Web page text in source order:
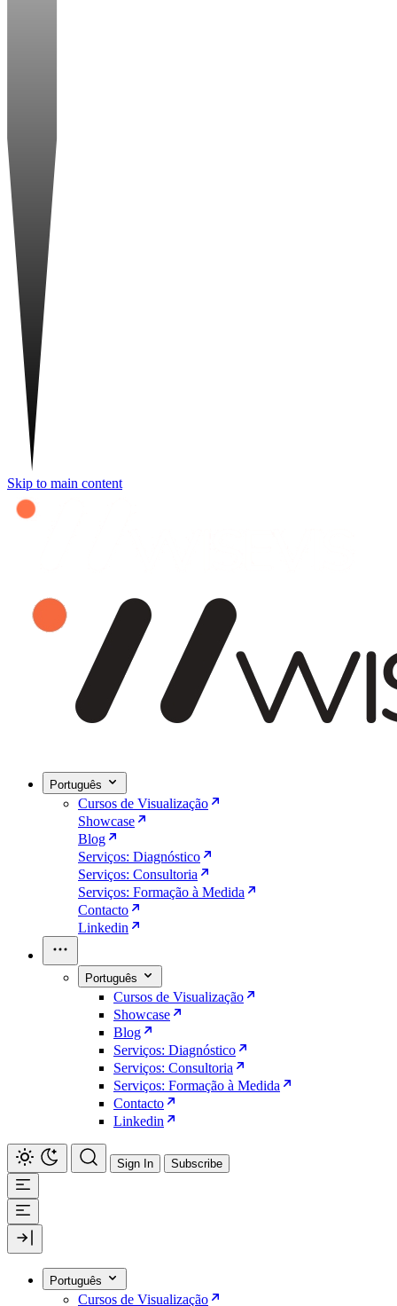
Skip to main content
Português
Cursos de Visualização
Showcase
Blog
Serviços: Diagnóstico
Serviços: Consultoria
Serviços: Formação à Medida
Contacto
Linkedin
Português
Cursos de Visualização
Showcase
Blog
Serviços: Diagnóstico
Serviços: Consultoria
Serviços: Formação à Medida
Contacto
Linkedin
Sign In Subscribe
Português
Cursos de Visualização